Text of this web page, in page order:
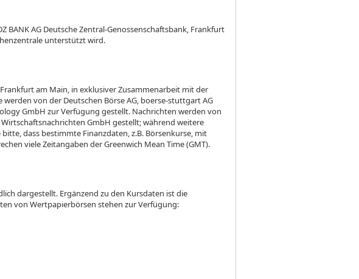
AG Deutsche Zentral-Genossenschaftsbank, Frankfurt
unterstützt wird.
am Main, in exklusiver Zusammenarbeit mit der
von der Deutschen Börse AG, boerse-stuttgart AG
GmbH zur Verfügung gestellt. Nachrichten werden von
GmbH gestellt; während weitere
dass bestimmte Finanzdaten, z.B. Börsenkurse, mit
viele Zeitangaben der Greenwich Mean Time (GMT).
dargestellt. Ergänzend zu den Kursdaten ist die
von Wertpapierbörsen stehen zur Verfügung: